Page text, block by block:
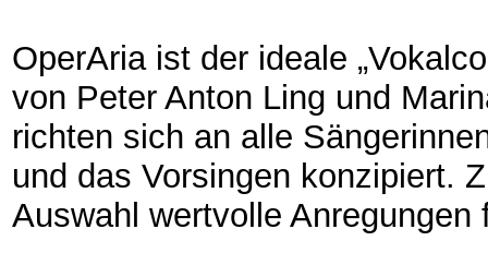
OperAria ist der ideale
von Peter Anton Ling und
richten sich an alle
und das Vorsingen konzipiert.
Auswahl wertvolle Anregungen